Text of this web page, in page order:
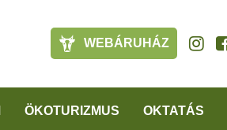
WEBÁRUHÁZ
ÖKOTURIZMUS OKTATÁS